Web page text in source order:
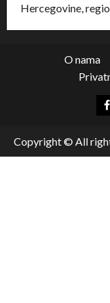
Hercegovine,
O nama
Copyright © All